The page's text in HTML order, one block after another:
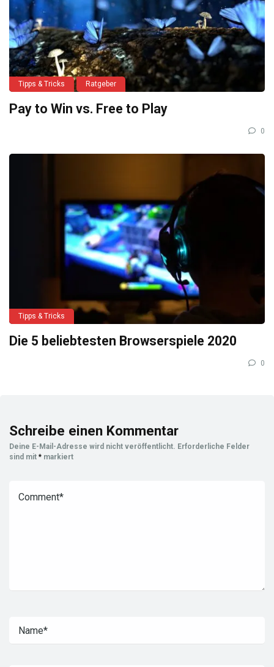
Tipps & Tricks Ratgeber
Pay to Win vs. Free to Play
0
Tipps & Tricks
Die 5 beliebtesten Browserspiele 2020
0
Schreibe einen Kommentar
Deine E-Mail-Adresse wird nicht veröffentlicht. Erforderliche Felder
sind mit * markiert